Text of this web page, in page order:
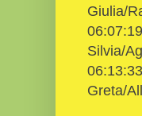
Giulia/
Silvia/
Greta/